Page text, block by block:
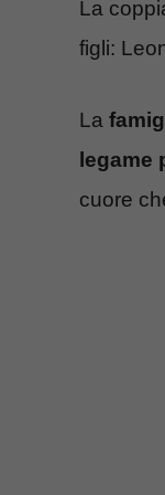
La
figli:
La
legame
cuore